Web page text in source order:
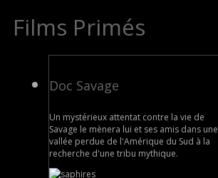
Films Primés
Doc Savage
Un mystérieux attentat contre la vie de
Savage le mènera lui et ses amis dans une
vallée perdue de l'Amérique du Sud à la
recherche d'une tribu mythique.